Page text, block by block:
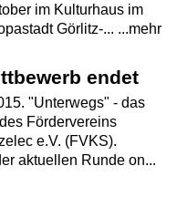
im Kulturhaus im
Görlitz-... ...mehr
endet
"Unterwegs" - das
Fördervereins
e.V. (FVKS).
aktuellen Runde on...